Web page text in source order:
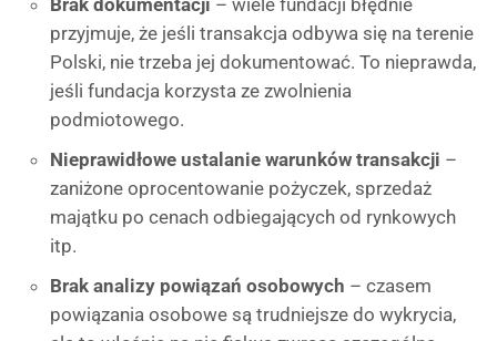
Brak dokumentacji – wiele fundacji błędnie
przyjmuje, że jeśli transakcja odbywa się na terenie
Polski, nie trzeba jej dokumentować. To nieprawda,
jeśli fundacja korzysta ze zwolnienia
podmiotowego.
Nieprawidłowe ustalanie warunków transakcji –
zaniżone oprocentowanie pożyczek, sprzedaż
majątku po cenach odbiegających od rynkowych
itp.
Brak analizy powiązań osobowych – czasem
powiązania osobowe są trudniejsze do wykrycia,